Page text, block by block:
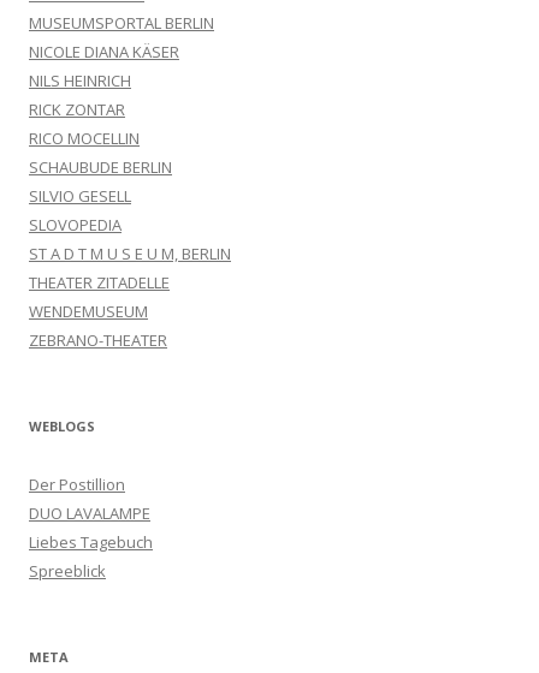
MUSEUMSPORTAL BERLIN
NICOLE DIANA KÄSER
NILS HEINRICH
RICK ZONTAR
RICO MOCELLIN
SCHAUBUDE BERLIN
SILVIO GESELL
SLOVOPEDIA
ST A D T M U S E U M, BERLIN
THEATER ZITADELLE
WENDEMUSEUM
ZEBRANO-THEATER
WEBLOGS
Der Postillion
DUO LAVALAMPE
Liebes Tagebuch
Spreeblick
META